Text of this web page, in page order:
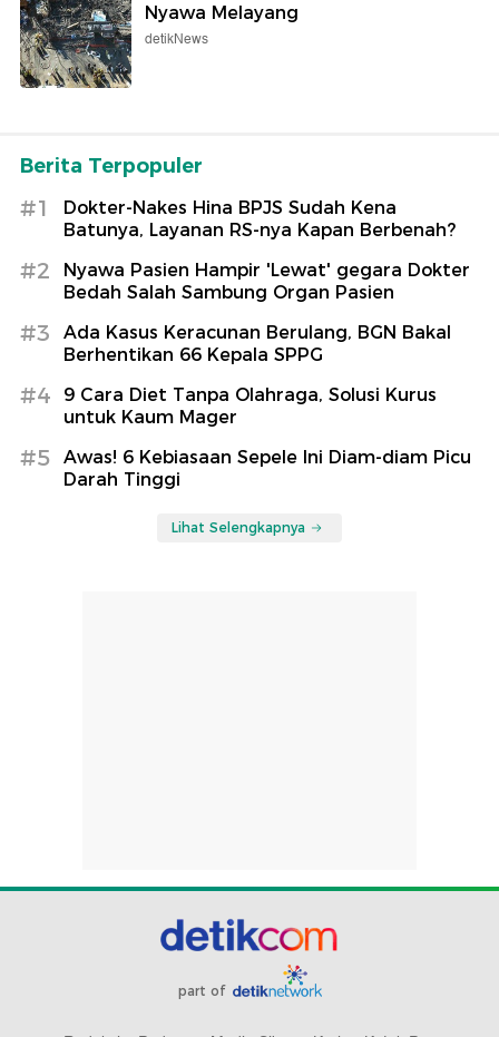
Nyawa Melayang
detikNews
Berita Terpopuler
#1
Dokter-Nakes Hina BPJS Sudah Kena
Batunya, Layanan RS-nya Kapan Berbenah?
#2
Nyawa Pasien Hampir 'Lewat' gegara Dokter
Bedah Salah Sambung Organ Pasien
#3
Ada Kasus Keracunan Berulang, BGN Bakal
Berhentikan 66 Kepala SPPG
#4
9 Cara Diet Tanpa Olahraga, Solusi Kurus
untuk Kaum Mager
#5
Awas! 6 Kebiasaan Sepele Ini Diam-diam Picu
Darah Tinggi
Lihat Selengkapnya
part of